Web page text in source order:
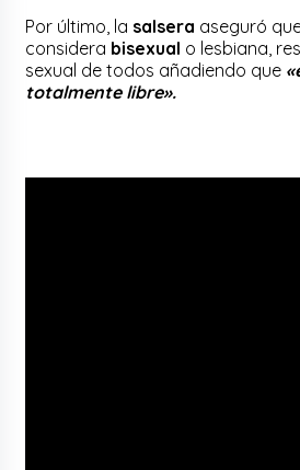
Por último, la salsera aseguró
considera bisexual o lesbiana,
sexual de todos añadiendo que
totalmente libre».